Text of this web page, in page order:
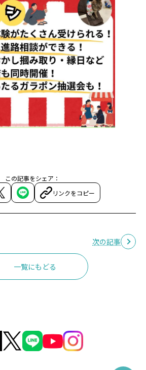
この記事をシェア：
リンクをコピー
一覧にもどる
次の記事